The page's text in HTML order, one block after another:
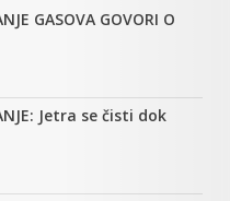
GASOVA GOVORI O
Jetra se čisti dok